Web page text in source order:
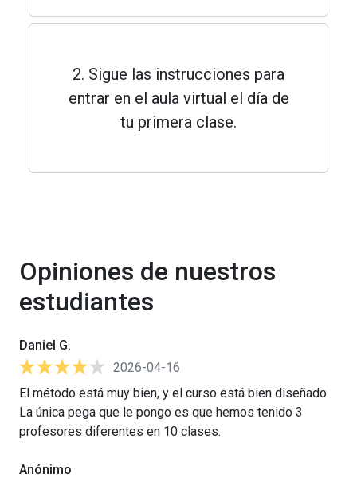
2. Sigue las instrucciones para
entrar en el aula virtual el día de
tu primera clase.
Opiniones de nuestros
estudiantes
Daniel G.
2026-04-16
El método está muy bien, y el curso está bien diseñado.
La única pega que le pongo es que hemos tenido 3
profesores diferentes en 10 clases.
Anónimo